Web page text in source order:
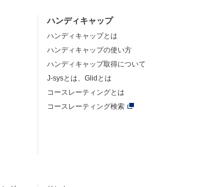
ハンディキャップ
ハンディキャップとは
ハンディキャップの使い方
ハンディキャップ取得について
J-sysとは、Glidとは
コースレーティングとは
コースレーティング検索